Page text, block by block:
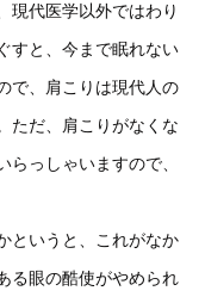
現代医学以外ではわり
すと、今まで眠れない
で、肩こりは現代人の
ただ、肩こりがなくな
っしゃいますので、
というと、これがなか
る眼の酷使がやめられ